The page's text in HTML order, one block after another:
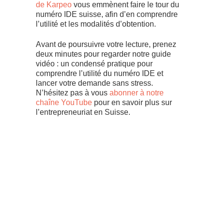
de Karpeo vous emmènent faire le tour du
numéro IDE suisse, afin d’en comprendre
l’utilité et les modalités d’obtention.
Avant de poursuivre votre lecture, prenez
deux minutes pour regarder notre guide
vidéo : un condensé pratique pour
comprendre l’utilité du numéro IDE et
lancer votre demande sans stress.
N’hésitez pas à vous abonner à notre
chaîne YouTube pour en savoir plus sur
l’entrepreneuriat en Suisse.